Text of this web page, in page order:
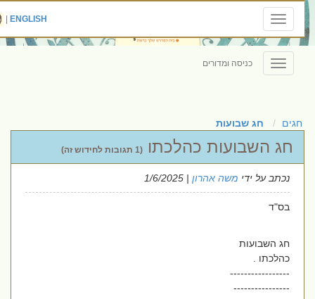
Toggle
navigation
ENGLISH
|
Toggle
navigation
כניסה ומדורים
חגים חג שבועות
חג השבועות כהלכתו(1 תגובות לחידוש זה)
נכתב על ידימשה אהרון| 1/6/2025
בס"ד
חג השבועות
כהלכתו .
-----------------
----------------